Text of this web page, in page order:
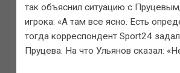
так объяснил ситуацию с
игрока: «А там все ясно. Есть
тогда корреспондент Sport24
Пруцева. На что Ульянов сказал: